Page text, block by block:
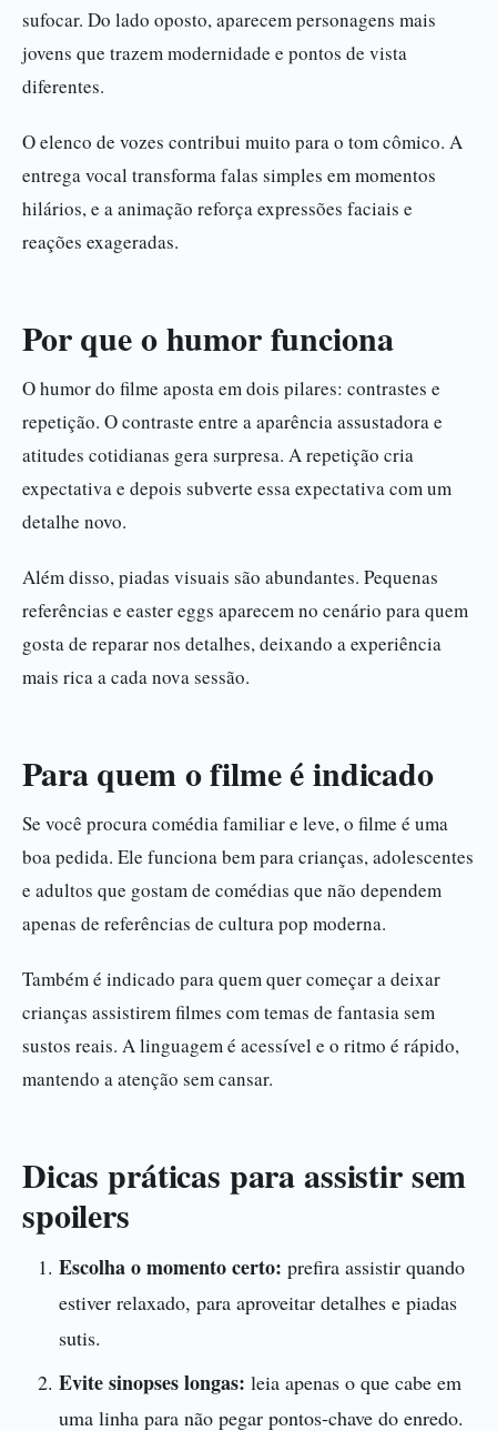
sufocar. Do lado oposto, aparecem personagens mais
jovens que trazem modernidade e pontos de vista
diferentes.
O elenco de vozes contribui muito para o tom cômico. A
entrega vocal transforma falas simples em momentos
hilários, e a animação reforça expressões faciais e
reações exageradas.
Por que o humor funciona
O humor do filme aposta em dois pilares: contrastes e
repetição. O contraste entre a aparência assustadora e
atitudes cotidianas gera surpresa. A repetição cria
expectativa e depois subverte essa expectativa com um
detalhe novo.
Além disso, piadas visuais são abundantes. Pequenas
referências e easter eggs aparecem no cenário para quem
gosta de reparar nos detalhes, deixando a experiência
mais rica a cada nova sessão.
Para quem o filme é indicado
Se você procura comédia familiar e leve, o filme é uma
boa pedida. Ele funciona bem para crianças, adolescentes
e adultos que gostam de comédias que não dependem
apenas de referências de cultura pop moderna.
Também é indicado para quem quer começar a deixar
crianças assistirem filmes com temas de fantasia sem
sustos reais. A linguagem é acessível e o ritmo é rápido,
mantendo a atenção sem cansar.
Dicas práticas para assistir sem
spoilers
Escolha o momento certo: prefira assistir quando
estiver relaxado, para aproveitar detalhes e piadas
sutis.
Evite sinopses longas: leia apenas o que cabe em
uma linha para não pegar pontos-chave do enredo.